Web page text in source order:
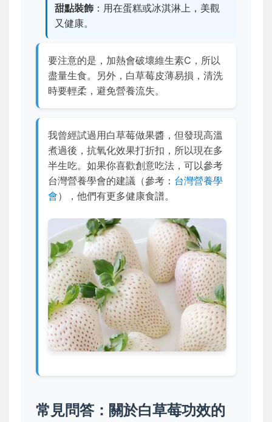
甜點裝飾 ：用在蛋糕或冰淇淋上，美觀
又健康。
要注意的是，加熱會破壞維生素C，所以
盡量生食。另外，白草莓皮薄易損，清洗
時要輕柔，避免營養流失。
我曾經試過用白草莓做果醬，但發現高溫
煮過後，抗氧化效果打折扣，所以現在多
半生吃。如果你喜歡創意吃法，可以參考
台灣營養學會的建議（參考： 台灣營養學
會），他們有更多健康食譜。
常見問答：關於白草莓功效的